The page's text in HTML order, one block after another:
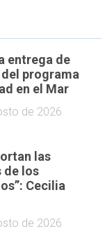
entrega de
programa
en el Mar
de 2026
las
de los
Cecilia
de 2026